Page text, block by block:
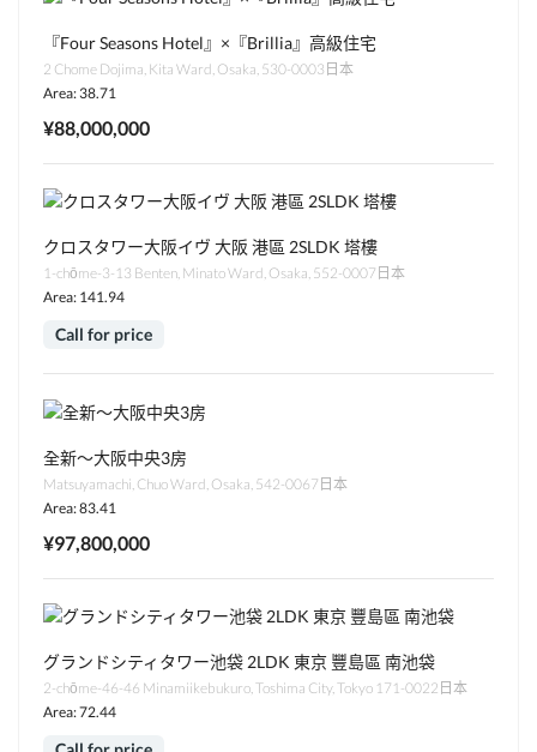
『Four Seasons Hotel』×『Brillia』高級住宅
2 Chome Dojima, Kita Ward, Osaka, 530-0003日本
Area: 38.71
¥88,000,000
クロスタワー大阪イヴ 大阪 港區 2SLDK 塔樓
1-chōme-3-13 Benten, Minato Ward, Osaka, 552-0007日本
Area: 141.94
Call for price
全新～大阪中央3房
Matsuyamachi, Chuo Ward, Osaka, 542-0067日本
Area: 83.41
¥97,800,000
グランドシティタワー池袋 2LDK 東京 豐島區 南池袋
2-chōme-46-46 Minamiikebukuro, Toshima City, Tokyo 171-0022日本
Area: 72.44